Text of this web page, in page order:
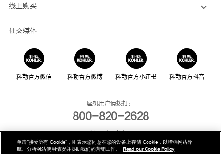
线上购买
社交媒体
科勒官方微信 科勒官方微博 科勒官方小红书 科勒官方抖音
座机用户请拨打：
800-820-2628
手机用户请拨打：
400-820-2628
单击“接受所有 Cookie”，即表示您同意在您的设备上存储 Cookie，以增强网站导
航、分析网站使用情况并协助我们的营销工作。
Read our Cookie Policy